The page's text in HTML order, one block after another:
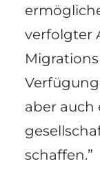
verfolgter
aber auch
schaffen.”